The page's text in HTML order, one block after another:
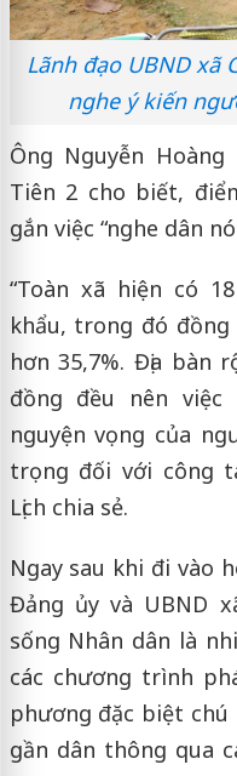
Lãnh đạo UBND xã
nghe ý kiến
Ông Nguyễn Hoàng
Tiên 2 cho biết,
gắn việc “nghe dân
“Toàn xã hiện có
khẩu, trong đó
hơn 35,7%. Địa bàn
đồng đều nên
nguyện vọng của
trọng đối với công
Lịch chia sẻ.
Ngay sau khi đi vào
Đảng ủy và UBND
sống Nhân dân là
các chương trình
phương đặc biệt
gần dân thông qua